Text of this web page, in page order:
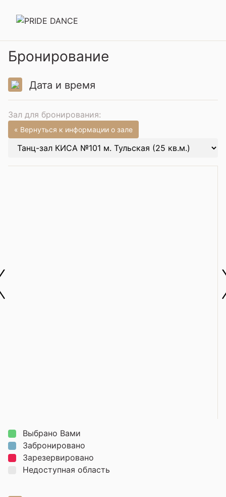
Бронирование
Дата и время
Зал для бронирования:
« Вернуться к информации о зале
Выбрано Вами
Забронировано
Зарезервировано
Недоступная область